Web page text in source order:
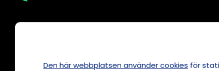
Annonsera
Den här webbplatsen använder cookies för